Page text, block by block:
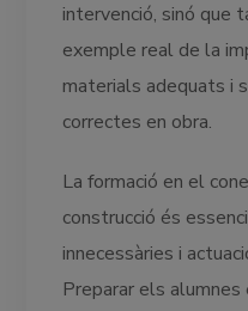
intervenció, sinó que
exemple real de la
materials adequats i
correctes en obra.
La formació en el
construcció és
innecessàries i
Preparar els